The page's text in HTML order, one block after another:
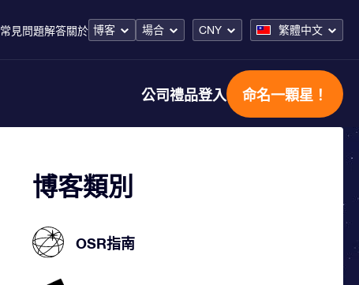
常見問題解答關於 博客 場合 CNY 繁體中文
公司禮品登入 命名一顆星！
博客類別
OSR指南